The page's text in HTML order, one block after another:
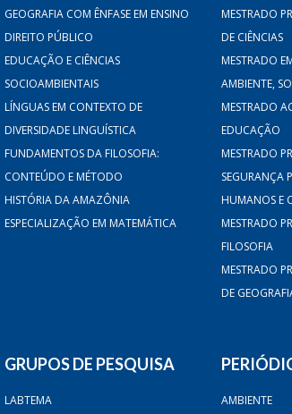
GEOGRAFIA COM ÊNFASE EM ENSINO
DIREITO PÚBLICO
EDUCAÇÃO E CIÊNCIAS
SOCIOAMBIENTAIS
LÍNGUAS EM CONTEXTO DE
DIVERSIDADE LINGUÍSTICA
FUNDAMENTOS DA FILOSOFIA:
CONTEÚDO E MÉTODO
HISTÓRIA DA AMAZÔNIA
ESPECIALIZAÇÃO EM MATEMÁTICA
MESTRADO
DE CIÊNCIAS
MESTRADO
AMBIENTE,
MESTRADO
EDUCAÇÃO
MESTRADO
SEGURANÇA
HUMANOS E
MESTRADO
FILOSOFIA
MESTRADO
DE
GRUPOS DE PESQUISA
LABTEMA
AMBIENTE